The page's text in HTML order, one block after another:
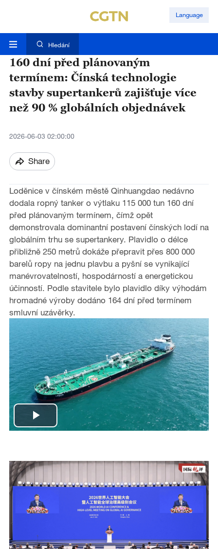
Language
Hledání
160 dní před plánovaným
termínem: Čínská technologie
stavby supertankerů zajišťuje více
než 90 % globálních objednávek
2026-06-03 02:00:00
Share
Loděnice v čínském městě Qinhuangdao nedávno
dodala ropný tanker o výtlaku 115 000 tun 160 dní
před plánovaným termínem, čímž opět
demonstrovala dominantní postavení čínských lodí na
globálním trhu se supertankery. Plavidlo o délce
přibližně 250 metrů dokáže přepravit přes 800 000
barelů ropy na jednu plavbu a pyšní se vynikající
manévrovatelností, hospodárností a energetickou
účinností. Podle stavitele bylo plavidlo díky výhodám
hromadné výroby dodáno 164 dní před termínem
smluvní uzávěrky.
P
a
y
V
i